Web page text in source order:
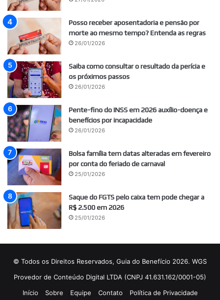
Posso receber aposentadoria e pensão por
morte ao mesmo tempo? Entenda as regras
26/01/2026
Saiba como consultar o resultado da perícia e
os próximos passos
26/01/2026
Pente-fino do INSS em 2026 auxílio-doença e
benefícios por incapacidade
26/01/2026
Bolsa família tem datas alteradas em fevereiro
por conta do feriado de carnaval
25/01/2026
Saque do FGTS pelo caixa tem pode chegar a
R$ 2.500 em 2026
25/01/2026
© Todos os Direitos Reservados, Guia do Benefício 2026. WGS
Provedor de Conteúdo Digital LTDA (CNPJ 41.631.162/0001-05)
Início
Sobre Equipe Contato Política de Privacidade